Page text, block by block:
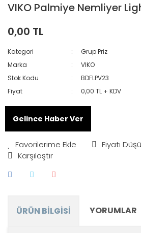
VIKO Palmiye Nemliyer
0,00 TL
Kategori
Grup Priz
Marka
VIKO
Stok Kodu
BDFLPV23
Fiyat
0,00 TL + KDV
Gelince Haber Ver
Fiyatı
Karşılaştır
ÜRÜN BILGISI YORUMLAR